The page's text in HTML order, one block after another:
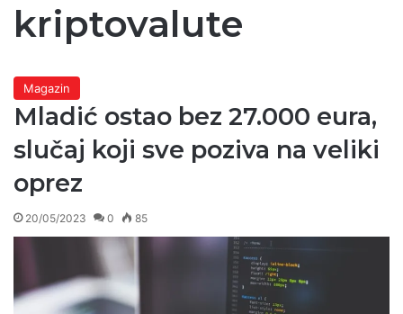
kriptovalute
Magazin
Mladić ostao bez 27.000 eura,
slučaj koji sve poziva na veliki
oprez
20/05/2023 0 85